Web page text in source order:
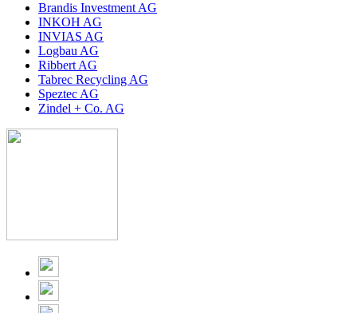
Brandis Investment AG
INKOH AG
INVIAS AG
Logbau AG
Ribbert AG
Tabrec Recycling AG
Speztec AG
Zindel + Co. AG